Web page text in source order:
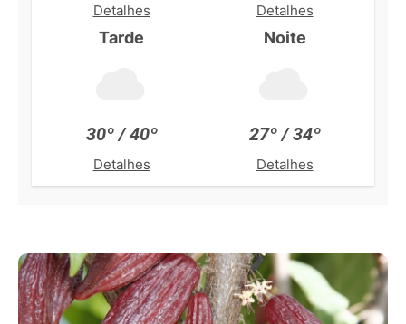
Detalhes Detalhes
Tarde
30º / 40º
Detalhes
Noite
27º / 34º
Detalhes